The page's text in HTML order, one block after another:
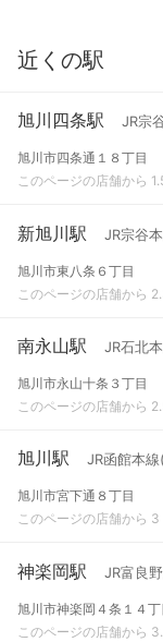
近くの駅
旭川四条駅 JR宗
旭川市四条通１８丁目
このページの店舗から
新旭川駅 JR宗谷
旭川市東八条６丁目
このページの店舗から
南永山駅 JR石北
旭川市永山十条３丁目
このページの店舗から
旭川駅 JR函館本
旭川市宮下通８丁目
このページの店舗から
神楽岡駅 JR富良
旭川市神楽岡４条１４丁
このページの店舗から